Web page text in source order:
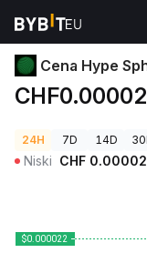
Ceny kryptowalut
Cena Hype
24H 7D 14D
Niski CHF